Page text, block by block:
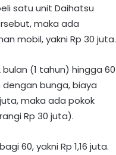
satu unit Daihatsu
maka ada
mobil, yakni Rp 30 juta.
(1 tahun) hingga 60
bunga, biaya
maka ada pokok
Rp 30 juta).
60, yakni Rp 1,16 juta.